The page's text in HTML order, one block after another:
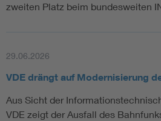
zweiten Platz beim bundesweiten
29.06.2026
VDE drängt auf Modernisierung
Aus Sicht der
VDE zeigt der Ausfall des